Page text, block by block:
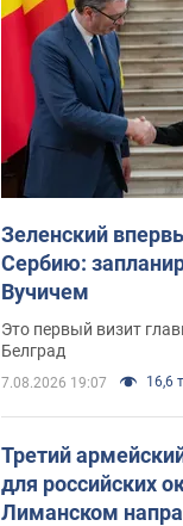
Зеленский
Сербию:
Вучичем
Это первый визит
Белград
7.08.2026 19:07 16,6
Третий
для российских
Лиманском